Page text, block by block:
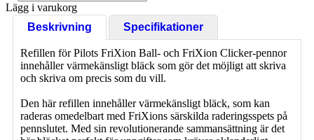
Lägg i varukorg
Beskrivning
Specifikationer
Refillen för Pilots FriXion Ball- och FriXion Clicker-pennor
innehåller värmekänsligt bläck som gör det möjligt att skriva
och skriva om precis som du vill.
Den här refillen innehåller värmekänsligt bläck, som kan
raderas omedelbart med FriXions särskilda raderingsspets på
pennslutet. Med sin revolutionerande sammansättning är det